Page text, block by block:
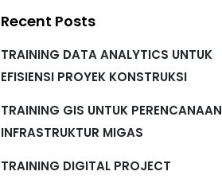
Recent Posts
TRAINING DATA ANALYTICS UNTUK
EFISIENSI PROYEK KONSTRUKSI
TRAINING GIS UNTUK PERENCANAAN
INFRASTRUKTUR MIGAS
TRAINING DIGITAL PROJECT